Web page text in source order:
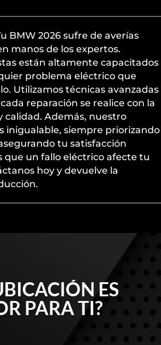
BMW 2026 sufre de averías
manos de los expertos.
están altamente capacitados
problema eléctrico que
Utilizamos técnicas avanzadas
reparación se realice con la
calidad. Además, nuestro
inigualable, siempre priorizando
tu satisfacción
que un fallo eléctrico afecte tu
hoy y devuelve la
ES
PARA TI?